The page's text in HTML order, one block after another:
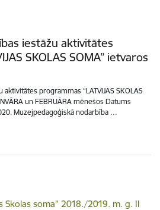
iestāžu aktivitātes
SKOLAS SOMA” ietvaros
programmas “LATVIJAS SKOLAS
un FEBRUĀRA mēnešos Datums
Muzejpedagoģiskā nodarbība …
Skolas soma” 2018./2019. m. g. II